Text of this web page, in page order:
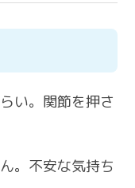
い。関節を押さ
。不安な気持ち